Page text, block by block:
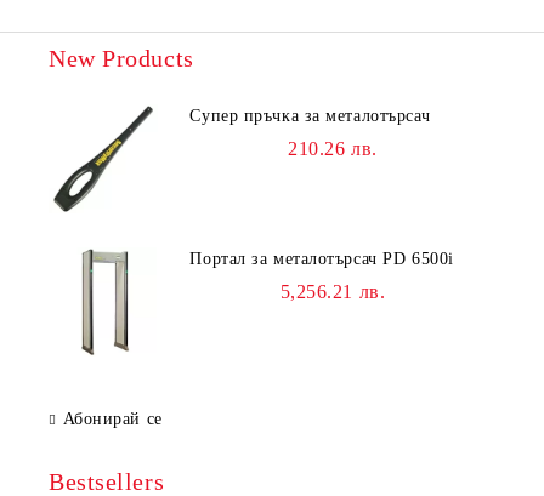
New Products
Супер пръчка за металотърсач
210.26 лв.
Портал за металотърсач PD 6500i
5,256.21 лв.
Абонирай се
Bestsellers